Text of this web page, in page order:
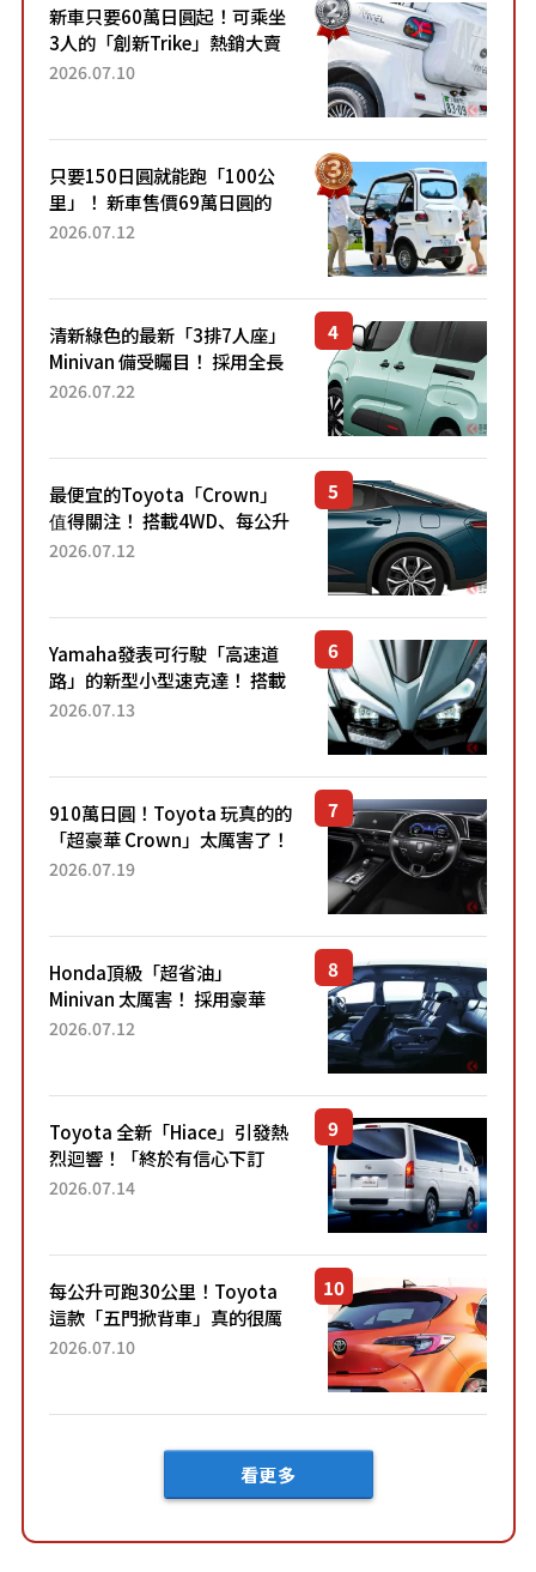
新車只要60萬日圓起！可乘坐
3人的「創新Trike」熱銷大賣
成為人氣車款！「養車成本真
2026.07.10
只要150日圓就能跑「100公
里」！ 新車售價69萬日圓的
「3人座」Trike大受歡迎！ 順
2026.07.12
清新綠色的最新「3排7人座」
Minivan 備受矚目！ 採用全長
4.7公尺剛剛好的車身尺寸與
2026.07.22
最便宜的Toyota「Crown」
值得關注！ 搭載4WD、每公升
22.4公里低油耗表現超亮眼！
2026.07.12
Yamaha發表可行駛「高速道
路」的新型小型速克達！ 搭載
能享受超強勁「渦輪感」的動
2026.07.13
910萬日圓！Toyota 玩真的的
「超豪華 Crown」太厲害了！
採用由「匠人技藝」打造的
2026.07.19
Honda頂級「超省油」
Minivan 太厲害！ 採用豪華
「真皮座椅」與專屬「黑色內
「三...
2026.07.12
Toyota 全新「Hiace」引發熱
烈迴響！「終於有信心下訂
了！」「哪個等級交車最
車？...
2026.07.14
每公升可跑30公里！Toyota
這款「五門掀背車」真的很厲
害！ 擁有全長4.3公尺的「剛剛
2026.07.10
看更多